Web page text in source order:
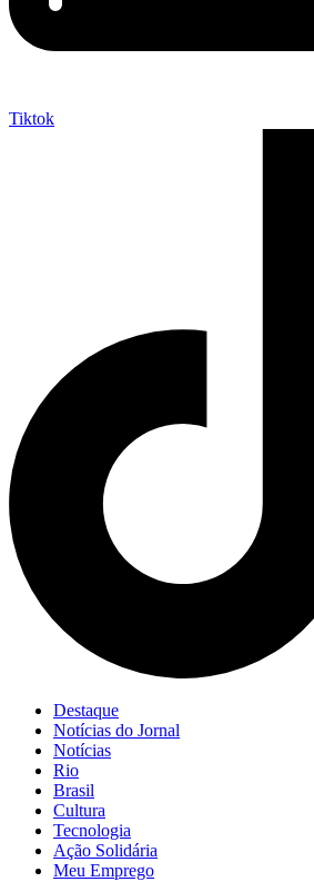
Tiktok
Destaque
Notícias do Jornal
Notícias
Rio
Brasil
Cultura
Tecnologia
Ação Solidária
Meu Emprego